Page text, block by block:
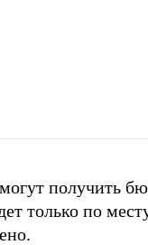
получить
только по